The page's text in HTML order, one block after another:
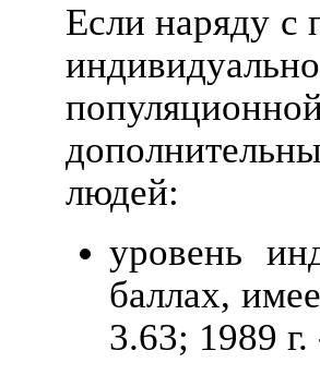
Если наряду с
людей:
уровень
баллах,
3.63; 1989